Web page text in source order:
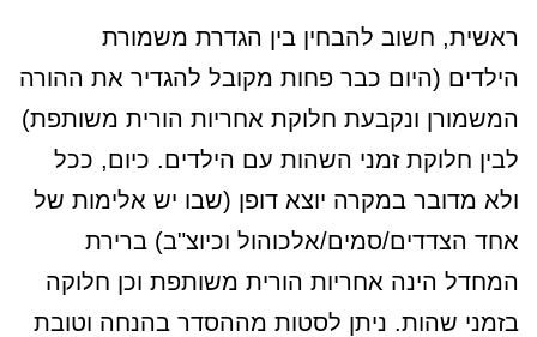
ראשית, חשוב להבחין בין הגדרת משמורת
הילדים (היום כבר פחות מקובל להגדיר את ההורה
המשמורן ונקבעת חלוקת אחריות הורית משותפת)
לבין חלוקת זמני השהות עם הילדים. כיום, ככל
ולא מדובר במקרה יוצא דופן (שבו יש אלימות של
אחד הצדדים/סמים/אלכוהול וכיוצ"ב) ברירת
המחדל הינה אחריות הורית משותפת וכן חלוקה
בזמני שהות. ניתן לסטות מההסדר בהנחה וטובת